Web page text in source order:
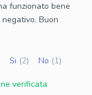
funzionato bene
Buon
Si (2) No (1)
verificata